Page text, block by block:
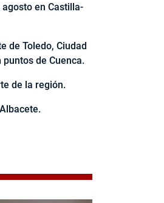
agosto en Castilla-
de Toledo, Ciudad
puntos de Cuenca.
de la región.